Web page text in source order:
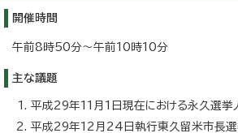
開催時間
午前8時50分～午前10時10分
主な議題
平成29年11月1日現在における永久選挙
平成29年12月24日執行東久留米市長選